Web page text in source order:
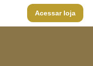
Acessar loja